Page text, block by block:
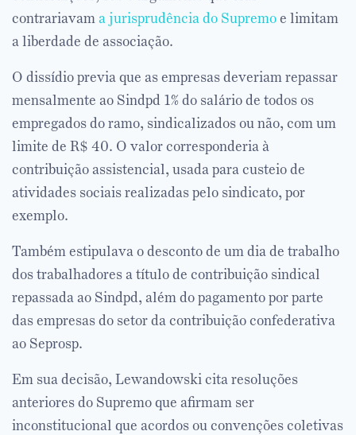
contrariavama jurisprudência do Supremoe limitam
a liberdade de associação.
O dissídio previa que as empresas deveriam repassar
mensalmente ao Sindpd 1% do salário de todos os
empregados do ramo, sindicalizados ou não, com um
limite de R$ 40. O valor corresponderia à
contribuição assistencial, usada para custeio de
atividades sociais realizadas pelo sindicato, por
exemplo.
Também estipulava o desconto de um dia de trabalho
dos trabalhadores a título de contribuição sindical
repassada ao Sindpd, além do pagamento por parte
das empresas do setor da contribuição confederativa
ao Seprosp.
Em sua decisão, Lewandowski cita resoluções
anteriores do Supremo que afirmam ser
inconstitucional que acordos ou convenções coletivas